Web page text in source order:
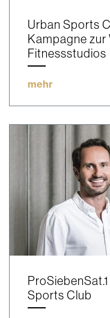
Urban Sports
Kampagne
Fitnessstudios
mehr
Sports Club